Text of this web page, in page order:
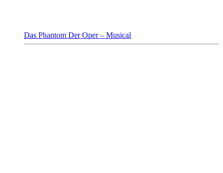
Das Phantom Der Oper – Musical